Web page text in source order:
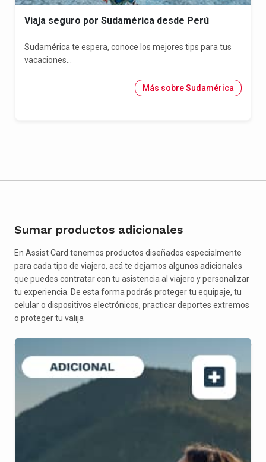
Viaja seguro por Sudamérica desde Perú
Sudamérica te espera, conoce los mejores tips para tus
vacaciones...
Más sobre Sudamérica
Sumar productos adicionales
En Assist Card tenemos productos diseñados especialmente
para cada tipo de viajero, acá te dejamos algunos adicionales
que puedes contratar con tu asistencia al viajero y personalizar
tu experiencia. De esta forma podrás proteger tu equipaje, tu
celular o dispositivos electrónicos, practicar deportes extremos
o proteger tu valija